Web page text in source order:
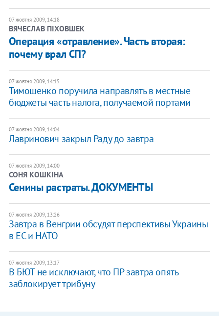
07 жовтня 2009, 14:18
ВЯЧЕСЛАВ ПІХОВШЕК
Операция «отравление». Часть вторая:
почему врал СП?
07 жовтня 2009, 14:15
Тимошенко поручила направлять в местные
бюджеты часть налога, получаемой портами
07 жовтня 2009, 14:04
Лавринович закрыл Раду до завтра
07 жовтня 2009, 14:00
СОНЯ КОШКІНА
Сенины растраты. ДОКУМЕНТЫ
07 жовтня 2009, 13:26
Завтра в Венгрии обсудят перспективы Украины
в ЕС и НАТО
07 жовтня 2009, 13:17
В БЮТ не исключают, что ПР завтра опять
заблокирует трибуну